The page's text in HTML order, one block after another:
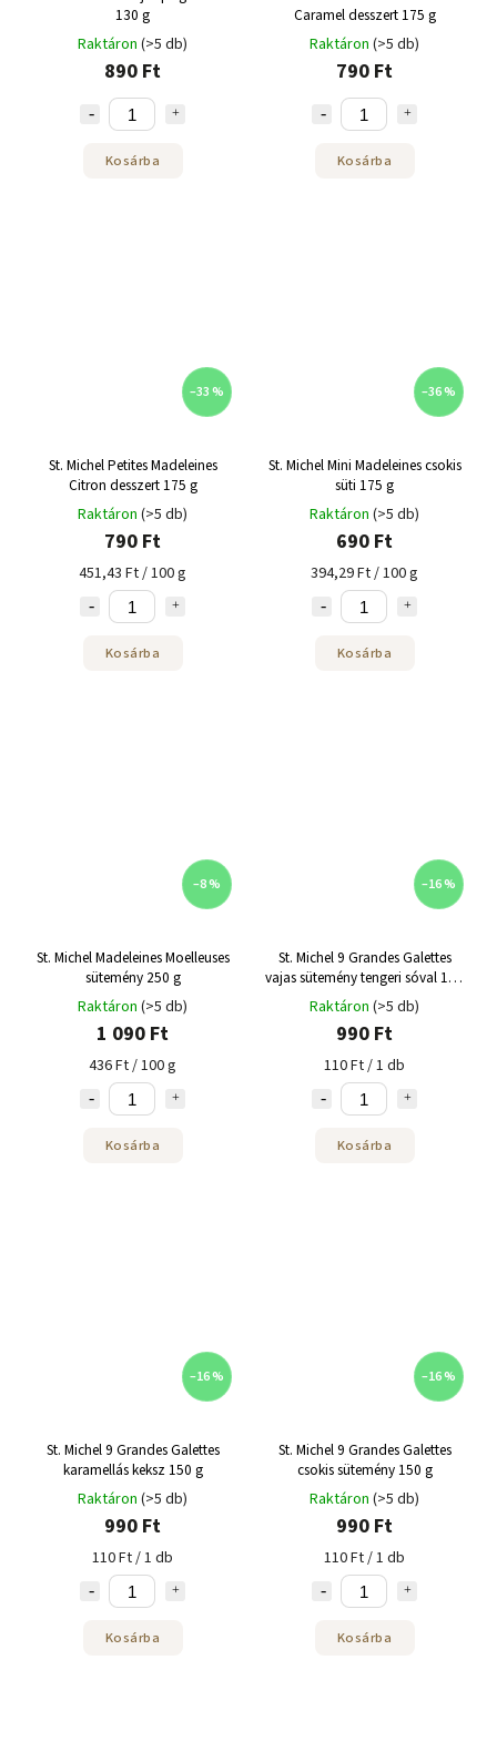
130 g
Raktáron (>5 db)
890 Ft
Kosárba
Caramel desszert 175 g
Raktáron (>5 db)
790 Ft
Kosárba
–33 %
St. Michel Petites Madeleines
Citron desszert 175 g
Raktáron (>5 db)
790 Ft
451,43 Ft / 100 g
Kosárba
–36 %
St. Michel Mini Madeleines csokis
süti 175 g
Raktáron (>5 db)
690 Ft
394,29 Ft / 100 g
Kosárba
–8 %
St. Michel Madeleines Moelleuses
sütemény 250 g
Raktáron (>5 db)
1 090 Ft
436 Ft / 100 g
Kosárba
–16 %
St. Michel 9 Grandes Galettes
vajas sütemény tengeri sóval 150
Raktáron (>5 db)
990 Ft
110 Ft / 1 db
Kosárba
–16 %
St. Michel 9 Grandes Galettes
karamellás keksz 150 g
Raktáron (>5 db)
990 Ft
110 Ft / 1 db
Kosárba
–16 %
St. Michel 9 Grandes Galettes
csokis sütemény 150 g
Raktáron (>5 db)
990 Ft
110 Ft / 1 db
Kosárba